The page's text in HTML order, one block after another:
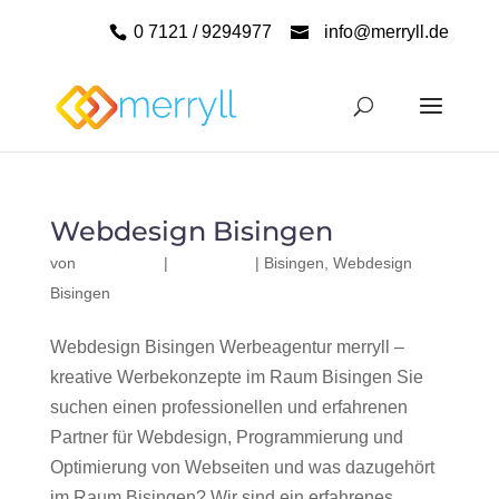
0 7121 / 9294977 info@merryll.de
Webdesign Bisingen
von | | Bisingen Webdesign
Bisingen
Webdesign Bisingen Werbeagentur merryll –
kreative Werbekonzepte im Raum Bisingen Sie
suchen einen professionellen und erfahrenen
Partner für Webdesign, Programmierung und
Optimierung von Webseiten und was dazugehört